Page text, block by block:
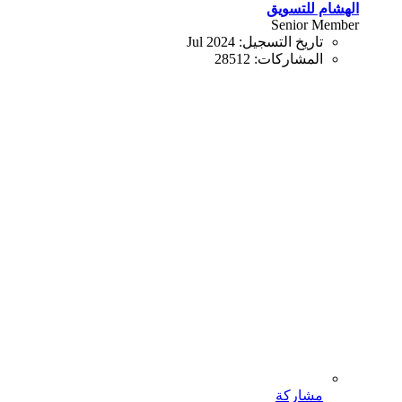
الهشام للتسويق
Senior Member
تاريخ التسجيل: Jul 2024
المشاركات: 28512
مشاركة